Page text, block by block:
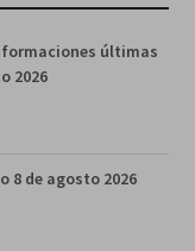
últimas
2026
8 de agosto 2026